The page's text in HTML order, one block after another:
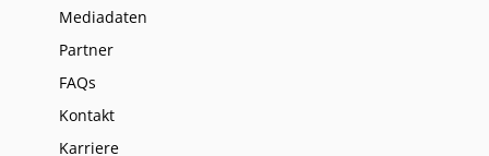
Mediadaten
Partner
FAQs
Kontakt
Karriere